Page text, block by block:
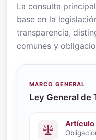
La consulta
base en la
transparencia,
comunes y
MARCO GENERAL
Ley General de
Artículo